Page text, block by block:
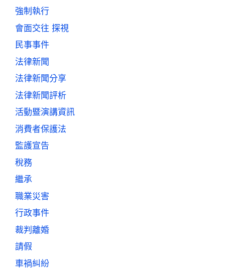
強制執行
會面交往 探視
民事事件
法律新聞
法律新聞分享
法律新聞評析
活動暨演講資訊
消費者保護法
監護宣告
稅務
繼承
職業災害
行政事件
裁判離婚
請假
車禍糾紛